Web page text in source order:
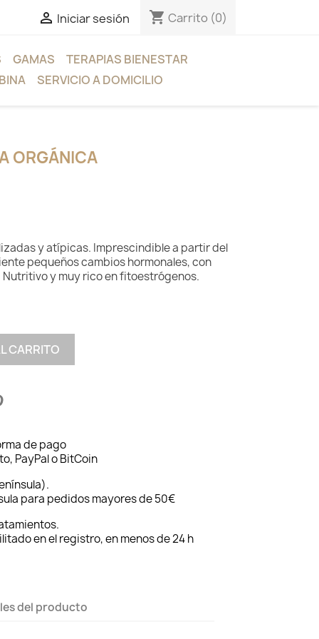
 Iniciar sesión shopping_cart Carrito (0)
GAMAS
TERAPIAS BIENESTAR
SERVICIO A DOMICILIO
ORGÁNICA
y atípicas. Imprescindible a partir del
pequeños cambios hormonales, con
y muy rico en fitoestrógenos.
CARRITO
de pago
PayPal o BitCoin
para pedidos mayores de 50€
en el registro, en menos de 24 h
del producto